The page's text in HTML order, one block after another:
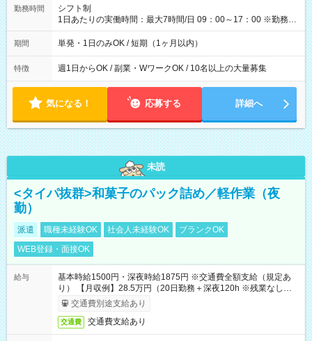
間】試用期間なし
勤務時間
シフト制
1日あたりの実働時間：最大7時間/日 09：00～17：00 ※勤務時
間は 試験により異なります。
期間 単発・1日のみOK / 短期（1ヶ月以内）
特徴 週1日からOK / 副業・WワークOK / 10名以上の大量募集
気になる！ 応募する 詳細へ
未読
<タイパ抜群>和菓子のパック詰め／軽作業（夜
勤）
派遣 職種未経験OK 社会人未経験OK
ブランクOK
WEB登録・面接OK
給与
基本時給1500円・深夜時給1875円 ※交通費全額支給（規定あ
り） 【月収例】28.5万円（20日勤務＋深夜120h ※残業なしの場
合）交通費別途支給あり
交通費 交通費支給あり